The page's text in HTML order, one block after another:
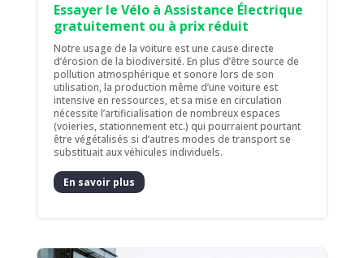
Essayer le Vélo à Assistance Électrique
gratuitement ou à prix réduit
Notre usage de la voiture est une cause directe
d’érosion de la biodiversité. En plus d’être source de
pollution atmosphérique et sonore lors de son
utilisation, la production même d’une voiture est
intensive en ressources, et sa mise en circulation
nécessite l’artificialisation de nombreux espaces
(voieries, stationnement etc.) qui pourraient pourtant
être végétalisés si d’autres modes de transport se
substituait aux véhicules individuels.
En savoir plus